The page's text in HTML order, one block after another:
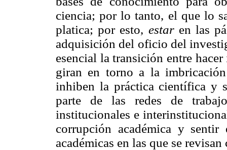
ciencia; por lo tanto, el que lo
platica; por esto, estaren las
adquisición del oficio del
esencial la transición entre
giran en torno a la
inhiben la práctica científica y
parte de las redes de
institucionales e
corrupción académica y sentir
académicas en las que se